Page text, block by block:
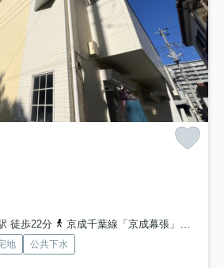
徒歩22分
京成千葉線「京成幕張」駅 徒歩20分
地 公共下水